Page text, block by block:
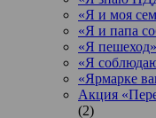
«Я и моя
«Я и папа
«Я пешеход»
«Я
«Ярмарке
Акция
(2)